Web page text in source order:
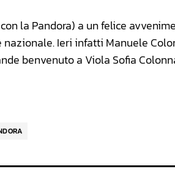
la Pandora) a un felice
Ieri infatti Manuele
benvenuto a Viola Sofia